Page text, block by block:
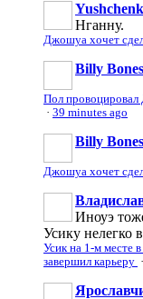
Нганну.
Джошуа хочет
Billy Bones
Пол
· 39 minutes ago
Billy Bones
Джошуа хочет
Иноуэ
Усику нелегко
Усик на 1-м месте
завершил карьеру ·